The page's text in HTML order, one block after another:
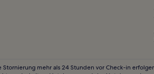
Familien in
Lgbtqia-
Stornierung mehr als 24 Stunden vor Check-in